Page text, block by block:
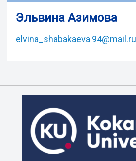
Эльвина Азимова
elvina_shabakaeva.94@mail.ru